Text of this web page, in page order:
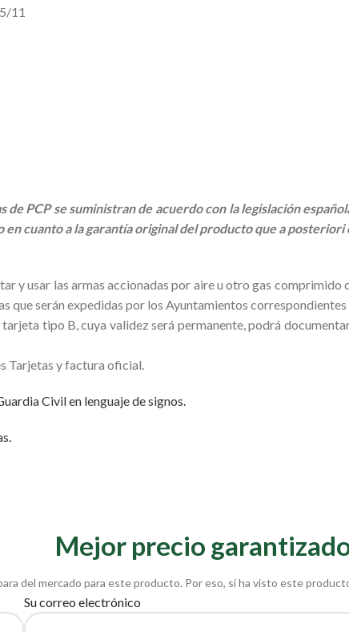
11
de PCP se suministran de acuerdo con la legislación
cuanto a la garantía original del producto que a
y usar las armas accionadas por aire u otro gas
que serán expedidas por los Ayuntamientos
tipo B, cuya validez será permanente, podrá
Tarjetas y factura oficial.
Civil en lenguaje de signos.
Mejor precio
del mercado para este producto. Por eso, si ha visto este
Su correo electrónico